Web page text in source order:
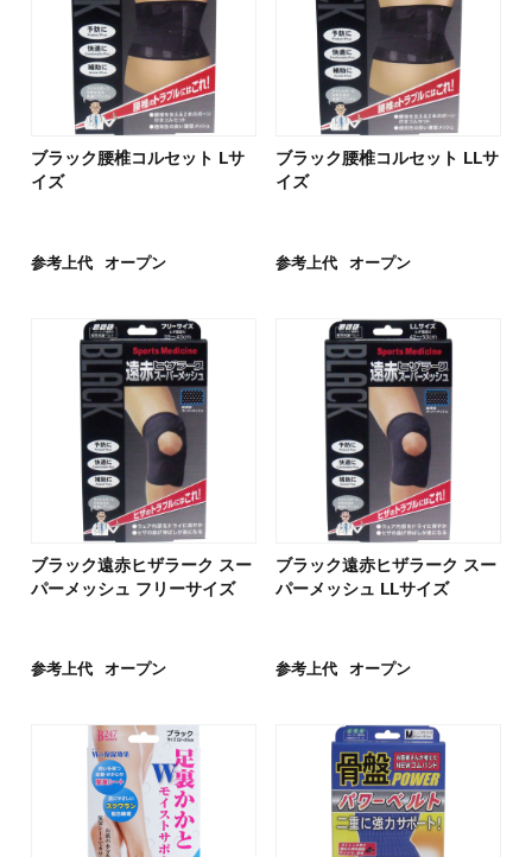
ブラック腰椎コルセット Lサ
イズ
参考上代 オープン
ブラック腰椎コルセット LLサ
イズ
参考上代 オープン
ブラック遠赤ヒザラーク スー
パーメッシュ フリーサイズ
参考上代 オープン
ブラック遠赤ヒザラーク スー
パーメッシュ LLサイズ
参考上代 オープン